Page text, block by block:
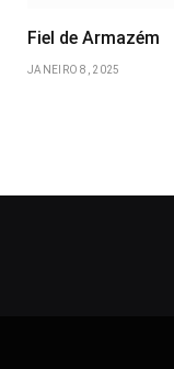
Fiel de Armazém
JANEIRO 8, 2025